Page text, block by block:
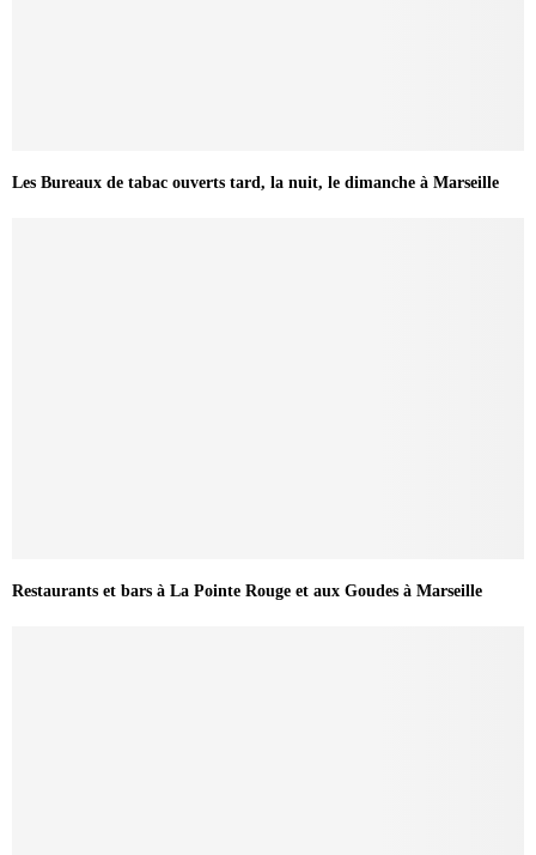
Les Bureaux de tabac ouverts tard, la nuit, le dimanche à Marseille
Restaurants et bars à La Pointe Rouge et aux Goudes à Marseille